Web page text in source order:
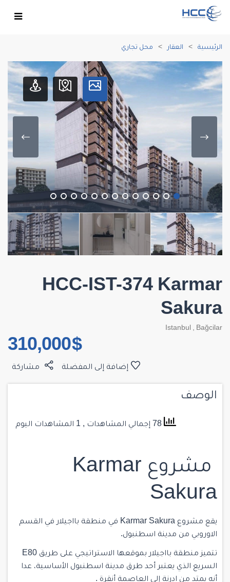
الرئيسية العقار محل تجاري
HCC-IST-374 Karmar
Sakura
Istanbul , Bağcilar
$ 310,000
مشاركة إضافة إلى المفضلة
الوصف
, 1 المشاهدات اليوم
مشروع Karmar
Sakura
يقع مشروع Karmar Sakura في منطقة بااجيلارفي القسم
الاوروبي من مدينة اسطنبول.
تتميز منطقة بااجيلار بموقعها الاستراتيجي على طريق E80
السريع الذي يعتبر أحد طرق مدينة اسطنبول الأساسية، عدا
أنه يمتد من ادرنة إلى العاصمة أنقرة .